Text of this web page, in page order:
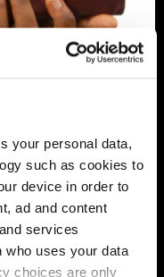
your personal data,
such as cookies to
device in order to
ad and content
services
who uses your data
choices are only
potrošačke
povećanje limita za
sa sadašnjih
odgovara rastu